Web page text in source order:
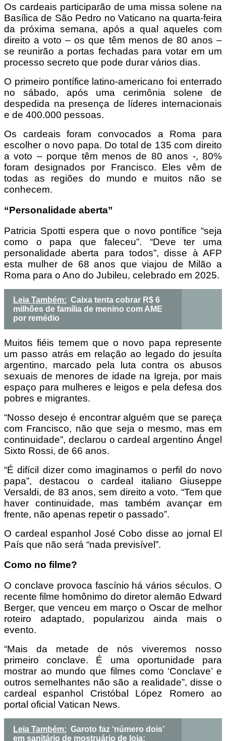
Os cardeais participarão de uma missa solene na
Basílica de São Pedro no Vaticano na quarta-feira
da próxima semana, após a qual aqueles com
direito a voto – os que têm menos de 80 anos –
se reunirão a portas fechadas para votar em um
processo secreto que pode durar vários dias.
O primeiro pontífice latino-americano foi enterrado
no sábado, após uma cerimônia solene de
despedida na presença de líderes internacionais
e de 400.000 pessoas.
Os cardeais foram convocados a Roma para
escolher o novo papa. Do total de 135 com direito
a voto – porque têm menos de 80 anos -, 80%
foram designados por Francisco. Eles vêm de
todas as regiões do mundo e muitos não se
conhecem.
“Personalidade aberta”
Patricia Spotti espera que o novo pontífice “seja
como o papa que faleceu”. “Deve ter uma
personalidade aberta para todos”, disse à AFP
esta mulher de 68 anos que viajou de Milão a
Roma para o Ano do Jubileu, celebrado em 2025.
Leia Também: Caixa tenta cobrar R$ 6
milhões de família de menino com AME
por remédio
Muitos fiéis temem que o novo papa represente
um passo atrás em relação ao legado do jesuíta
argentino, marcado pela luta contra os abusos
sexuais de menores de idade na Igreja, por mais
espaço para mulheres e leigos e pela defesa dos
pobres e migrantes.
“Nosso desejo é encontrar alguém que se pareça
com Francisco, não que seja o mesmo, mas em
continuidade”, declarou o cardeal argentino Ángel
Sixto Rossi, de 66 anos.
“É difícil dizer como imaginamos o perfil do novo
papa”, destacou o cardeal italiano Giuseppe
Versaldi, de 83 anos, sem direito a voto. “Tem que
haver continuidade, mas também avançar em
frente, não apenas repetir o passado”.
O cardeal espanhol José Cobo disse ao jornal El
País que não será “nada previsível”.
Como no filme?
O conclave provoca fascínio há vários séculos. O
recente filme homônimo do diretor alemão Edward
Berger, que venceu em março o Oscar de melhor
roteiro adaptado, popularizou ainda mais o
evento.
“Mais da metade de nós viveremos nosso
primeiro conclave. É uma oportunidade para
mostrar ao mundo que filmes como ‘Conclave’ e
outros semelhantes não são a realidade”, disse o
cardeal espanhol Cristóbal López Romero ao
portal oficial Vatican News.
Leia Também: Garoto faz ‘número dois’
em sanitário de mostruário de loja;